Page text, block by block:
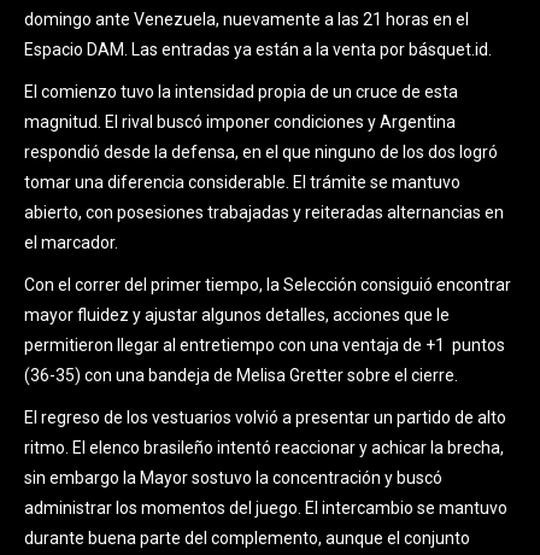
domingo ante Venezuela, nuevamente a las 21 horas en el
Espacio DAM. Las entradas ya están a la venta por básquet.id.
El comienzo tuvo la intensidad propia de un cruce de esta
magnitud. El rival buscó imponer condiciones y Argentina
respondió desde la defensa, en el que ninguno de los dos logró
tomar una diferencia considerable. El trámite se mantuvo
abierto, con posesiones trabajadas y reiteradas alternancias en
el marcador.
Con el correr del primer tiempo, la Selección consiguió encontrar
mayor fluidez y ajustar algunos detalles, acciones que le
permitieron llegar al entretiempo con una ventaja de +1 puntos
(36-35) con una bandeja de Melisa Gretter sobre el cierre.
El regreso de los vestuarios volvió a presentar un partido de alto
ritmo. El elenco brasileño intentó reaccionar y achicar la brecha,
sin embargo la Mayor sostuvo la concentración y buscó
administrar los momentos del juego. El intercambio se mantuvo
durante buena parte del complemento, aunque el conjunto